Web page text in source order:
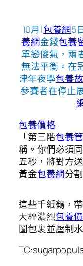
10月1包養網5
養網金錢包養
單戀傻氣，兩
無法平衡。在
津年夜學包養
參賽者在停止
包養價格
「第三階包養
稱。你們必須
五秒，將對方
黃金包養網分
這些千紙鶴，
天秤濃烈包養
圖包裹並壓制